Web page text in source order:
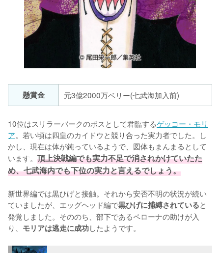
懸賞金 元3億2000万ベリー(七武海加入前)
10位はスリラーバークのボスとして君臨するゲッコー・モリ
ア。若い頃は四皇のカイドウと競り合った実力者でした。し
かし、現在は体が鈍っているようで、図体もまんまるとして
います。 頂上決戦編でも実力不足で消されかけていたた
め、七武海内でも下位の実力と言えるでしょう。
新世界編では黒ひげと接触。それから安否不明の状況が続い
ていましたが、エッグヘッド編で黒ひげに捕縛されていると
発覚しました。そののち、部下であるペローナの助けが入
り、 モリアは逃走に成功したようです。